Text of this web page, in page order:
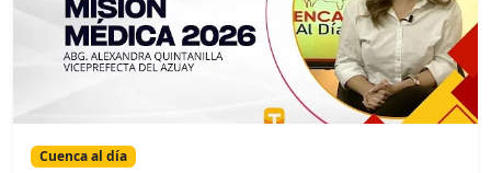
Cuenca al día